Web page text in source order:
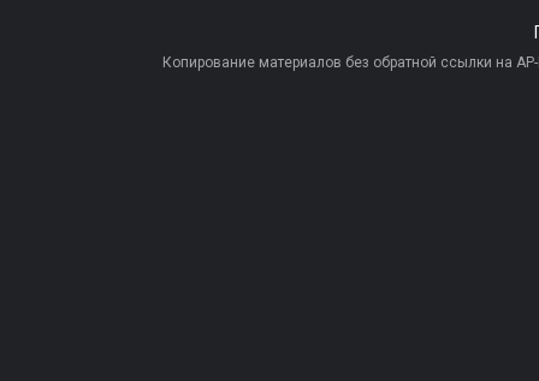
Копирование материалов без обратной ссылки на